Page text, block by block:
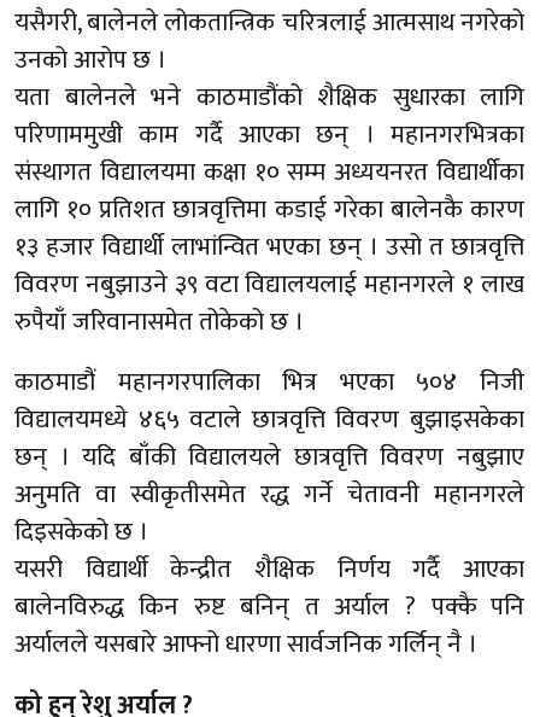
यसैगरी, बालेनले लोकतान्त्रिक चरित्रलाई आत्मसाथ नगरेको
उनको आरोप छ ।
यता बालेनले भने काठमाडौंको शैक्षिक सुधारका लागि
परिणाममुखी काम गर्दै आएका छन् । महानगरभित्रका
संस्थागत विद्यालयमा कक्षा १० सम्म अध्ययनरत विद्यार्थीका
लागि १० प्रतिशत छात्रवृत्तिमा कडाई गरेका बालेनकै कारण
१३ हजार विद्यार्थी लाभांन्वित भएका छन् । उसो त छात्रवृत्ति
विवरण नबुझाउने ३९ वटा विद्यालयलाई महानगरले १ लाख
रुपैयाँ जरिवानासमेत तोकेको छ ।
काठमाडौं महानगरपालिका भित्र भएका ५०४ निजी
विद्यालयमध्ये ४६५ वटाले छात्रवृत्ति विवरण बुझाइसकेका
छन् । यदि बाँकी विद्यालयले छात्रवृत्ति विवरण नबुझाए
अनुमति वा स्वीकृतीसमेत रद्ध गर्ने चेतावनी महानगरले
दिइसकेको छ ।
यसरी विद्यार्थी केन्द्रीत शैक्षिक निर्णय गर्दै आएका
बालेनविरुद्ध किन रुष्ट बनिन् त अर्याल ? पक्कै पनि
अर्यालले यसबारे आफ्नो धारणा सार्वजनिक गर्लिन् नै ।
को हुन् रेशु अर्याल ?